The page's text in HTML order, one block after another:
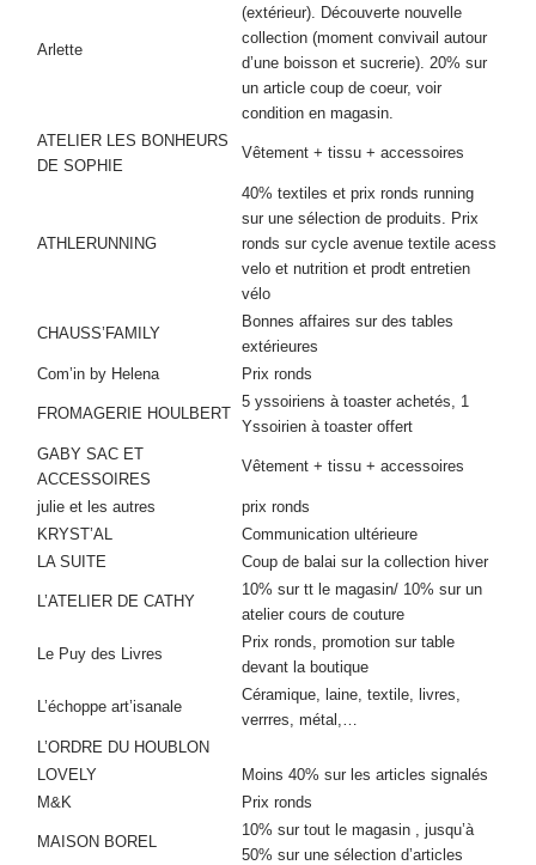
Arlette
(extérieur). Découverte nouvelle
collection (moment convivail autour
d’une boisson et sucrerie). 20% sur
un article coup de coeur, voir
condition en magasin.
ATELIER LES BONHEURS
DE SOPHIE
Vêtement + tissu + accessoires
ATHLERUNNING
40% textiles et prix ronds running
sur une sélection de produits. Prix
ronds sur cycle avenue textile acess
velo et nutrition et prodt entretien
vélo
CHAUSS’FAMILY
Bonnes affaires sur des tables
extérieures
Com’in by Helena
Prix ronds
FROMAGERIE HOULBERT
5 yssoiriens à toaster achetés, 1
Yssoirien à toaster offert
GABY SAC ET
ACCESSOIRES
Vêtement + tissu + accessoires
julie et les autres
prix ronds
KRYST’AL
Communication ultérieure
LA SUITE
Coup de balai sur la collection hiver
L’ATELIER DE CATHY
10% sur tt le magasin/ 10% sur un
atelier cours de couture
Le Puy des Livres
Prix ronds, promotion sur table
devant la boutique
L’échoppe art’isanale
Céramique, laine, textile, livres,
verrres, métal,…
L’ORDRE DU HOUBLON
LOVELY
Moins 40% sur les articles signalés
M&K
Prix ronds
MAISON BOREL
10% sur tout le magasin , jusqu’à
50% sur une sélection d’articles